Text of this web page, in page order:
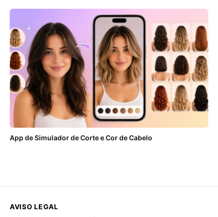
App de Simulador de Corte e Cor de Cabelo
AVISO LEGAL